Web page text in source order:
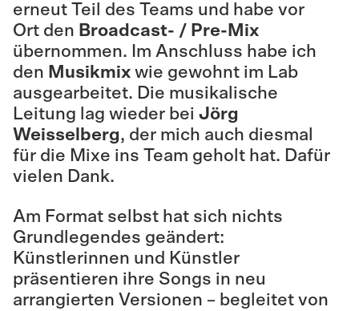
erneut Teil des Teams und habe vor
Ort den Broadcast- / Pre-Mix
übernommen. Im Anschluss habe ich
den Musikmix wie gewohnt im Lab
ausgearbeitet. Die musikalische
Leitung lag wieder bei Jörg
Weisselberg, der mich auch diesmal
für die Mixe ins Team geholt hat. Dafür
vielen Dank.
Am Format selbst hat sich nichts
Grundlegendes geändert:
Künstlerinnen und Künstler
präsentieren ihre Songs in neu
arrangierten Versionen – begleitet von